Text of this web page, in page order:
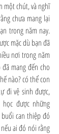
một chút, và nghĩ
chưa mang lại
trong năm nay.
mặc dù bạn đã
nơi trong năm
mang đến cho
nào? có thể con
đi vệ sinh được,
được những
can thiệp đó
ai đó nói rằng